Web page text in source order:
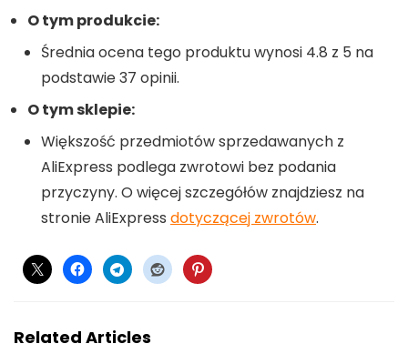
O tym produkcie:
Średnia ocena tego produktu wynosi 4.8 z 5 na
podstawie 37 opinii.
O tym sklepie:
Większość przedmiotów sprzedawanych z
AliExpress podlega zwrotowi bez podania
przyczyny. O więcej szczegółów znajdziesz na
stronie AliExpress dotyczącej zwrotów.
Related Articles